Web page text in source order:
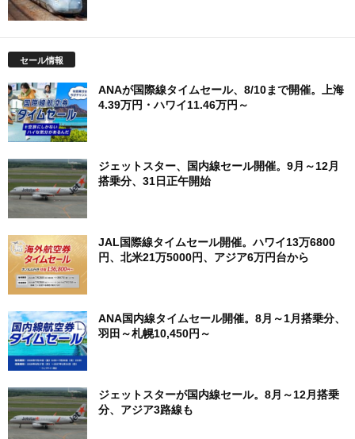
セール情報
ANAが国際線タイムセール、8/10まで開催。上海
4.39万円・ハワイ11.46万円～
ジェットスター、国内線セール開催。9月～12月
搭乗分、31日正午開始
JAL国際線タイムセール開催。ハワイ13万6800
円、北米21万5000円、アジア6万円台から
ANA国内線タイムセール開催。8月～1月搭乗分、
羽田～札幌10,450円～
ジェットスターが国内線セール。8月～12月搭乗
分、アジア3路線も